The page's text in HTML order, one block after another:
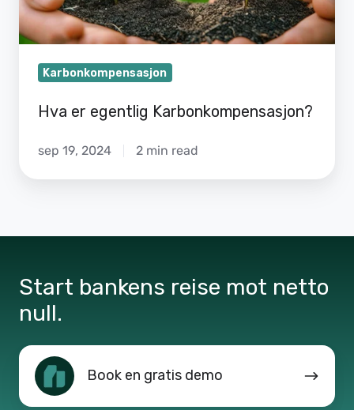
Karbonkompensasjon
Hva er egentlig Karbonkompensasjon?
sep 19, 2024 2 min read
Start bankens reise mot netto
null.
Book en gratis demo
Book
en
gratis